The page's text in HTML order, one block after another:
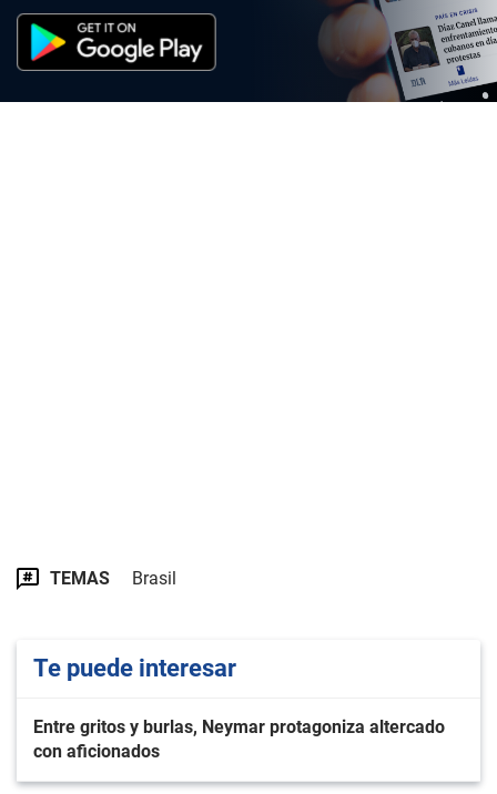
TEMAS Brasil
Te puede interesar
Entre gritos y burlas, Neymar protagoniza altercado
con aficionados